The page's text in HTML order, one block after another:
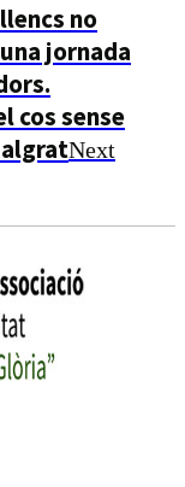
no
jornada
cos sense
Next